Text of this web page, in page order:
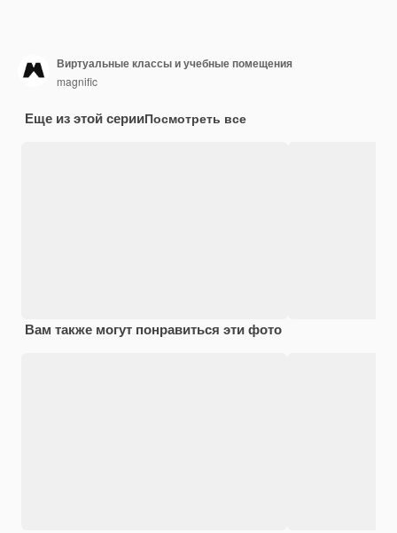
Виртуальные классы и учебные помещения
magnific
Еще из этой серииПосмотреть все
Вам также могут понравиться эти фото